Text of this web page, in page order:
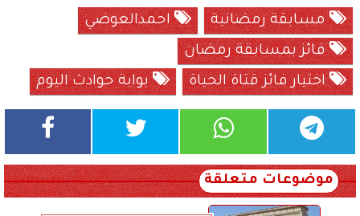
مسابقة رمضانية
احمدالعوضي
فائز بمسابقة رمضان
اختيار فائز قتاة الحياة
بوابة حوادث اليوم
موضوعات متعلقة